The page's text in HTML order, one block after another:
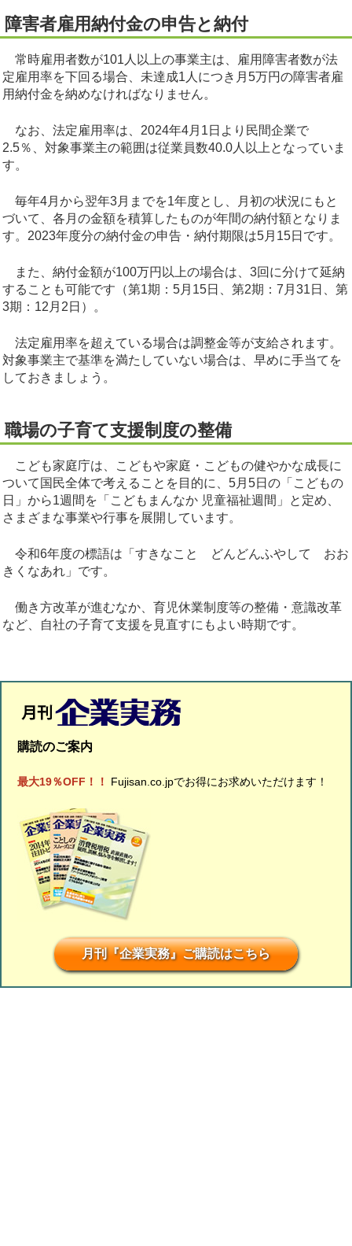
障害者雇用納付金の申告と納付
常時雇用者数が101人以上の事業主は、雇用障害者数が法
定雇用率を下回る場合、未達成1人につき月5万円の障害者雇
用納付金を納めなければなりません。
なお、法定雇用率は、2024年4月1日より民間企業で
2.5％、対象事業主の範囲は従業員数40.0人以上となっていま
す。
毎年4月から翌年3月までを1年度とし、月初の状況にもと
づいて、各月の金額を積算したものが年間の納付額となりま
す。2023年度分の納付金の申告・納付期限は5月15日です。
また、納付金額が100万円以上の場合は、3回に分けて延納
することも可能です（第1期：5月15日、第2期：7月31日、第
3期：12月2日）。
法定雇用率を超えている場合は調整金等が支給されます。
対象事業主で基準を満たしていない場合は、早めに手当てを
しておきましょう。
職場の子育て支援制度の整備
こども家庭庁は、こどもや家庭・こどもの健やかな成長に
ついて国民全体で考えることを目的に、5月5日の「こどもの
日」から1週間を「こどもまんなか 児童福祉週間」と定め、
さまざまな事業や行事を展開しています。
令和6年度の標語は「すきなこと どんどんふやして おお
きくなあれ」です。
働き方改革が進むなか、育児休業制度等の整備・意識改革
など、自社の子育て支援を見直すにもよい時期です。
購読のご案内
最大19％OFF！！ Fujisan.co.jpでお得にお求めいただけます！
月刊『企業実務』ご購読はこちら